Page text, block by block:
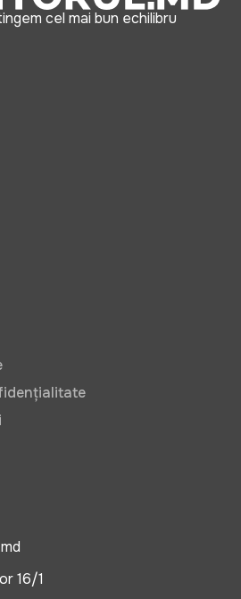
cel mai bun echilibru
16/1